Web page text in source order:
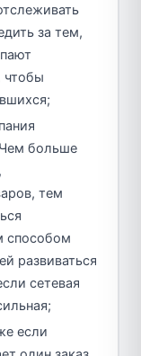
за тем,
чтобы
больше
тем
способом
развиваться
сетевая
если